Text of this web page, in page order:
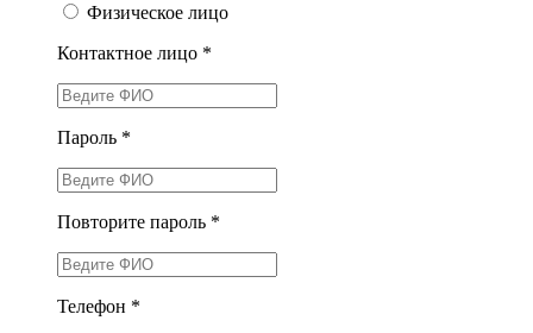
Физическое лицо
Контактное лицо *
Пароль *
Повторите пароль *
Телефон *